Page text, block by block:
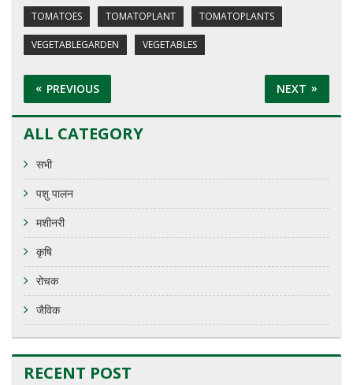
TOMATOES TOMATOPLANT TOMATOPLANTS
VEGETABLEGARDEN VEGETABLES
PREVIOUS NEXT
ALL CATEGORY
सभी
पशु पालन
मशीनरी
कृषि
रोचक
जैविक
RECENT POST